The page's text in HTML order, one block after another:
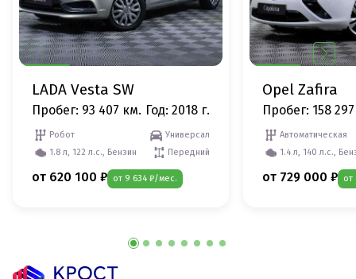
LADA Vesta SW
Пробег: 93 407 км. Год: 2018 г.
Робот
Универсал
1.8 л, 122 л.с., Бензин
Передний
от 620 100 ₽ от 9 634 ₽/мес.
Opel Zafira
Пробег: 158
Автоматическая
1.4 л, 140 л.с.,
от 729 000 ₽ от